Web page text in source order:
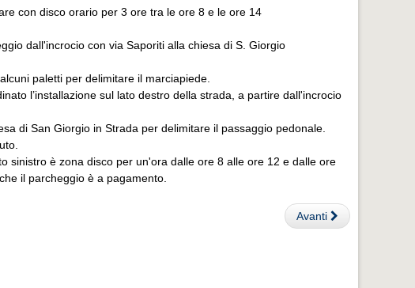
con disco orario per 3 ore tra le ore 8 e le ore 14
dall'incrocio con via Saporiti alla chiesa di S. Giorgio
paletti per delimitare il marciapiede.
l’installazione sul lato destro della strada, a partire dall'incrocio
di San Giorgio in Strada per delimitare il passaggio pedonale.
sinistro è zona disco per un'ora dalle ore 8 alle ore 12 e dalle ore
il parcheggio è a pagamento.
Avanti